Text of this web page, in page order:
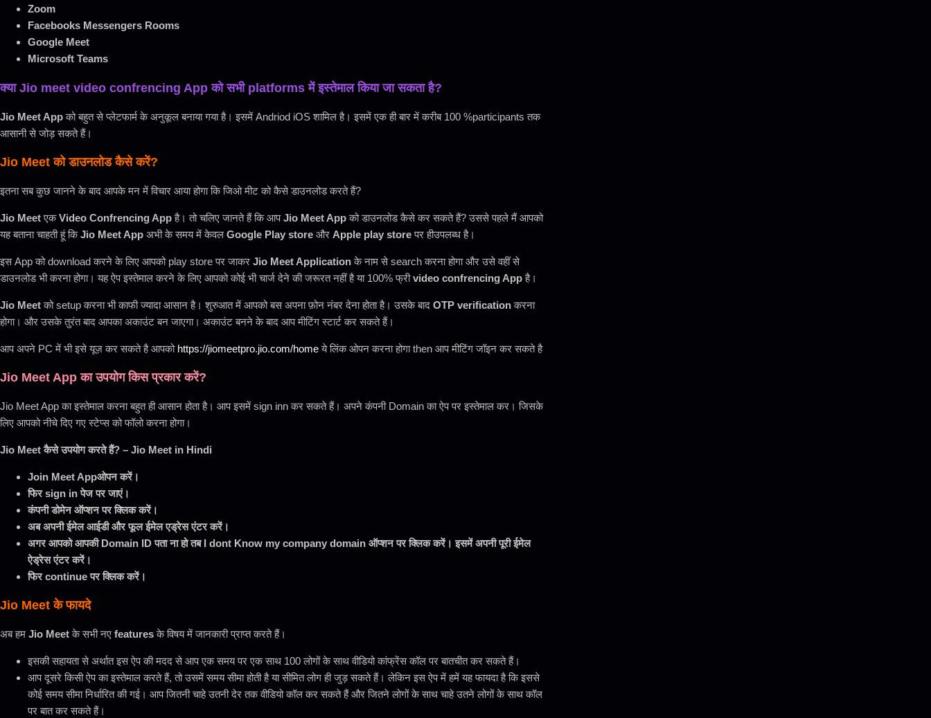
Zoom
Facebooks Messengers Rooms
Google Meet
Microsoft Teams
क्या Jio meet video confrencing App को सभी platforms में इस्तेमाल किया जा सकता है?
Jio Meet Appको बहुत से प्लेटफार्म के अनुकूल बनाया गया है। इसमें Andriod iOS शामिल है। इसमें एक ही बार में करीब 100 %participants तक
आसानी से जोड़ सकते हैं।
Jio Meet को डाउनलोड कैसे करें?
इतना सब कुछ जानने के बाद आपके मन में विचार आया होगा कि जिओ मीट को कैसे डाउनलोड करते हैं?
Jio MeetएकVideo Confrencing Appहै। तो चलिए जानते हैं कि आपJio Meet Appको डाउनलोड कैसे कर सकते हैं? उससे पहले मैं आपको
यह बताना चाहती हूं किJio Meet App अभी के समय में केवल Google Play store और Apple play storeपर हीउपलब्ध है।
इस App को download करने के लिए आपको play store पर जाकर Jio Meet Applicationके नाम से search करना होगा और उसे वहीं से
डाउनलोड भी करना होगा। यह ऐप इस्तेमाल करने के लिए आपको कोई भी चार्ज देने की जरूरत नहीं है या 100% फ्रीvideo confrencing Appहै।
Jio Meetको setup करना भी काफी ज्यादा आसान है। शुरुआत में आपको बस अपना फ़ोन नंबर देना होता है। उसके बाद OTP verificationकरना
होगा। और उसके तुरंत बाद आपका अकाउंट बन जाएगा। अकाउंट बनने के बाद आप मीटिंग स्टार्ट कर सकते हैं।
आप अपने PC में भी इसे यूज़ कर सकते है आपको https://jiomeetpro.jio.com/homeये लिंक ओपन करना होगा then आप मीटिंग जॉइन कर सकते है
Jio Meet App का उपयोग किस प्रकार करें?
Jio Meet App का इस्तेमाल करना बहुत ही आसान होता है। आप इसमें sign inn कर सकते हैं। अपने कंपनी Domain का ऐप पर इस्तेमाल कर। जिसके
लिए आपको नीचे दिए गए स्टेप्स को फॉलो करना होगा।
Jio Meet कैसे उपयोग करते हैं? – Jio Meet in Hindi
Join Meet Appओपन करें।
फिर sign in पेज पर जाएं।
कंपनी डोमेन ऑप्शन पर क्लिक करें।
अब अपनी ईमेल आईडी और फूल ईमेल एड्रेस एंटर करें।
अगर आपको आपकी Domain ID पता ना हो तब I dont Know my company domain ऑप्शन पर क्लिक करें। इसमें अपनी पूरी ईमेल
ऐड्रेस एंटर करें।
फिर continue पर क्लिक करें।
Jio Meet के फायदे
अब हम Jio Meetके सभी नए featuresके विषय में जानकारी प्राप्त करते हैं।
इसकी सहायता से अर्थात इस ऐप की मदद से आप एक समय पर एक साथ 100 लोगों के साथ वीडियो कांफ्रेंस कॉल पर बातचीत कर सकते हैं।
आप दूसरे किसी ऐप का इस्तेमाल करते हैं, तो उसमें समय सीमा होती है या सीमित लोग ही जुड़ सकते हैं। लेकिन इस ऐप में हमें यह फायदा है कि इससे
कोई समय सीमा निर्धारित की गई। आप जितनी चाहे उतनी देर तक वीडियो कॉल कर सकते हैं और जितने लोगों के साथ चाहे उतने लोगों के साथ कॉल
पर बात कर सकते हैं।